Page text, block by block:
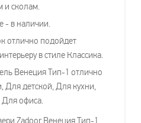
и сколам.
- в наличии.
отлично подойдет
в стиле Классика.
Венеция Тип-1 отлично
Для детской, Для кухни,
офиса.
Zadoor Венеция Тип-1